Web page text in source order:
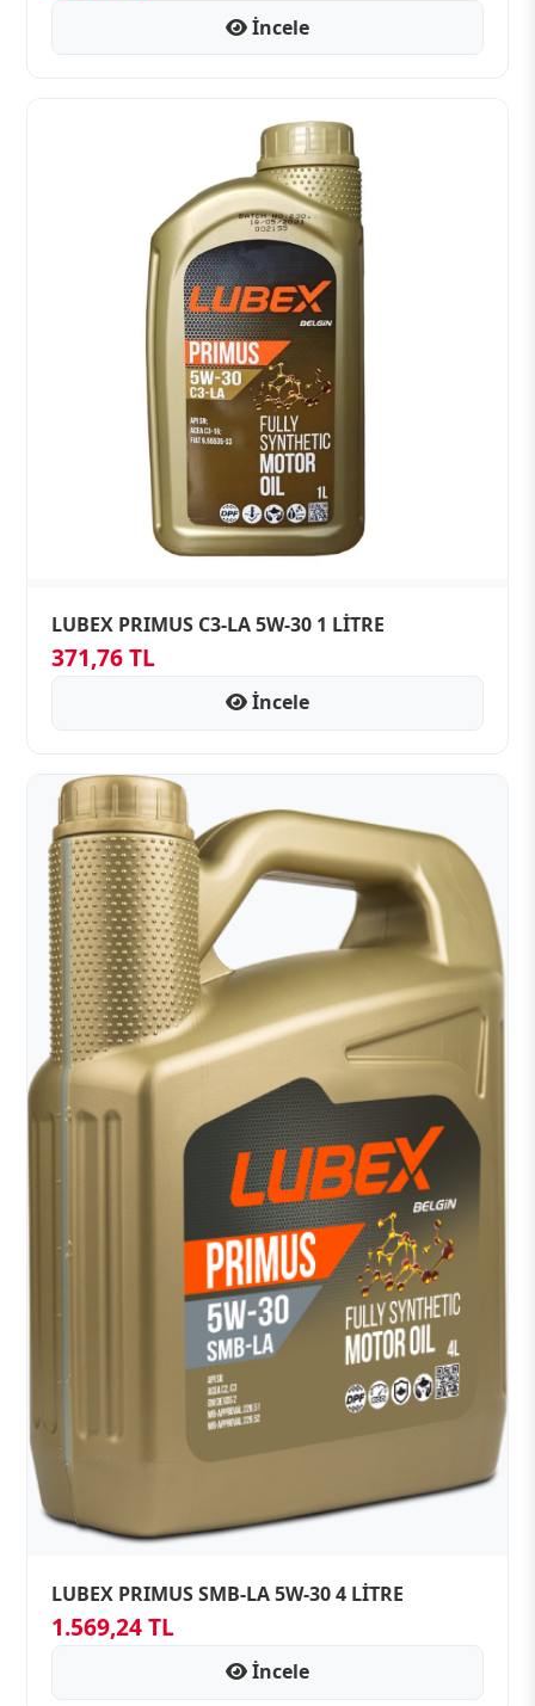
İncele
LUBEX PRIMUS C3-LA 5W-30 1 LİTRE
371,76 TL
İncele
LUBEX PRIMUS SMB-LA 5W-30 4 LİTRE
1.569,24 TL
İncele